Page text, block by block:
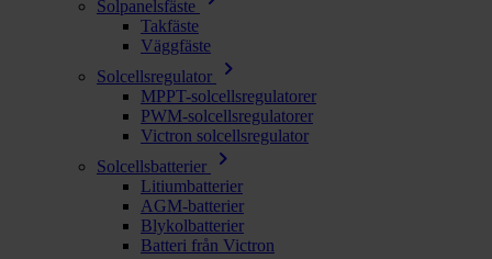
Solpanelsfäste
Takfäste
Väggfäste
Solcellsregulator
chevron_right
MPPT-solcellsregulatorer
PWM-solcellsregulatorer
Victron solcellsregulator
Solcellsbatterier
chevron_right
Litiumbatterier
AGM-batterier
Blykolbatterier
Batteri från Victron